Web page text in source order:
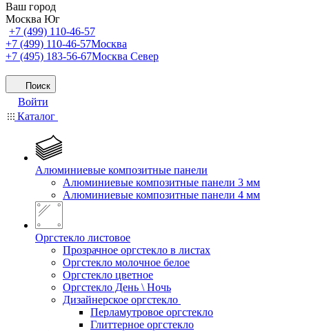
Ваш город
Москва Юг
+7 (499) 110-46-57
+7 (499) 110-46-57Москва
+7 (495) 183-56-67Москва Север
Поиск
Войти
Каталог
Алюминиевые композитные панели
Алюминиевые композитные панели 3 мм
Алюминиевые композитные панели 4 мм
Оргстекло листовое
Прозрачное оргстекло в листах
Оргстекло молочное белое
Оргстекло цветное
Оргстекло День \ Ночь
Дизайнерское оргстекло
Перламутровое оргстекло
Глиттерное оргстекло